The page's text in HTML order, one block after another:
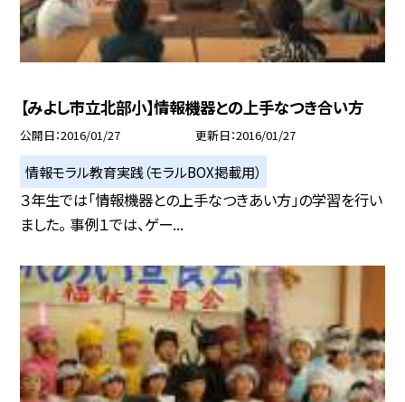
【みよし市立北部小】情報機器との上手なつき合い方
公開日 2016/01/27 更新日 2016/01/27
情報モラル教育実践（モラルBOX掲載用）
３年生では「情報機器との上手なつきあい方」の学習を行い
ました。 事例１では、ゲー...